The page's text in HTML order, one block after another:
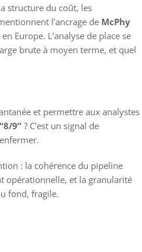
structure du coût, les
l’ancrage de McPhy
Europe. L’analyse de place se
brute à moyen terme, et quel
et permettre aux analystes
9” ? C’est un signal de
: la cohérence du pipeline
opérationnelle, et la granularité
fond, fragile.